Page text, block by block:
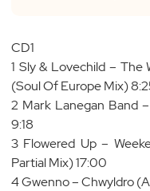
CD1
1 Sly & Lovechild – The
(Soul Of Europe Mix)
2 Mark Lanegan Band
9:18
3 Flowered Up –
Partial Mix) 17:00
4 Gwenno – Chwyldro